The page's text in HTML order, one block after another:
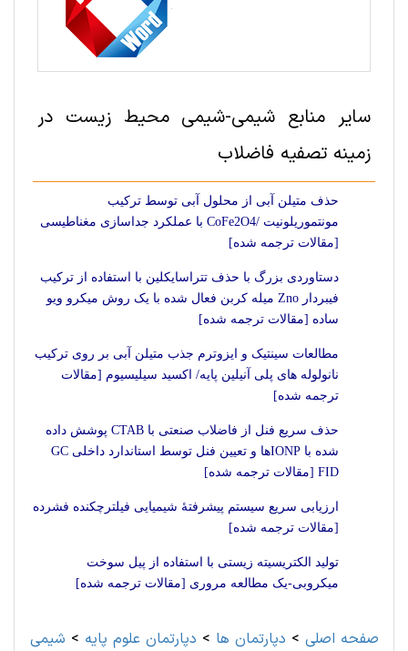
سایر منابع شيمی-شیمی محیط زیست در
زمینه تصفیه فاضلاب
حذف متیلن آبی از محلول آبی توسط ترکیب
مونتموریلونیت /CoFe2O4 با عملکرد جداسازی مغناطیسی
[مقالات ترجمه شده]
دستاوردی بزرگ با حذف تتراسایکلین با استفاده از ترکیب
فیبردار Zno میله کربن فعال شده با یک روش میکرو ویو
ساده [مقالات ترجمه شده]
مطالعات سینتیک و ایزوترم جذب متیلن آبی بر روی ترکیب
نانولوله های پلی آنیلین پایه/ اکسید سیلیسیوم [مقالات
ترجمه شده]
حذف سریع فنل از فاضلاب صنعتی با CTAB پوشش داده
شده با IONPها و تعیین فنل توسط استاندارد داخلی GC
FID [مقالات ترجمه شده]
ارزیابی سریع سیستم پیشرفتۀ شیمیایی فیلترچکنده فشرده
[مقالات ترجمه شده]
تولید الکتریسیته زیستی با استفاده از پیل سوخت
میکروبی-یک مطالعه مروری [مقالات ترجمه شده]
صفحه اصلی > دپارتمان ها > دپارتمان علوم پايه > شيمی